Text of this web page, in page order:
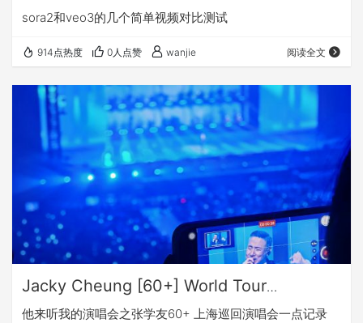
sora2和veo3的几个简单视频对比测试
914点热度 0人点赞 wanjie 阅读全文
Jacky Cheung [60+] World Tour
Shanghai Encore
他来听我的演唱会之张学友60+ 上海巡回演唱会一点记录